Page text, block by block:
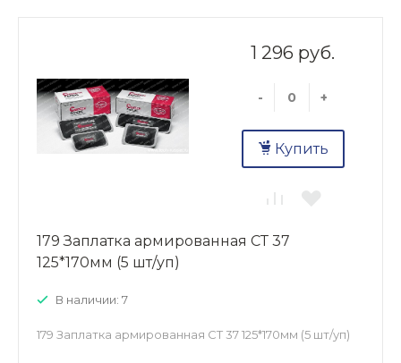
1 296 руб.
- +
Купить
179 Заплатка армированная СТ 37
125*170мм (5 шт/уп)
В наличии: 7
179 Заплатка армированная СТ 37 125*170мм (5 шт/уп)